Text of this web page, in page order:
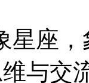
星座
与交